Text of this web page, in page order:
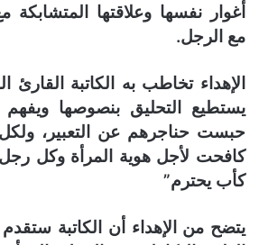
أغوار نفسها وعلاقتها المتشابكة
مع الرجل.
الإهداء تخاطب به الكاتبة
يستطيع التحليق بنصوصها ويفهم
حبست حناجرهم عن التعبير،
كافحت لأجل هوية المرأة وكل
كأب يحترم”
يتضح من الإهداء أن الكاتبة